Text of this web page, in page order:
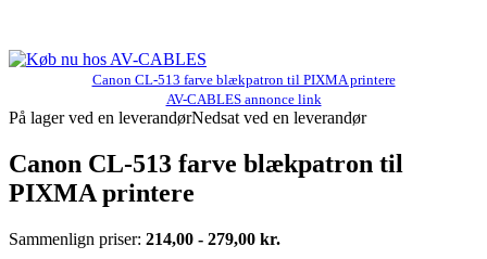
Canon CL-513 farve blækpatron til PIXMA printere
AV-CABLES annonce link
På lager ved en leverandørNedsat ved en leverandør
Canon CL-513 farve blækpatron til
PIXMA printere
Sammenlign priser: 214,00 - 279,00 kr.